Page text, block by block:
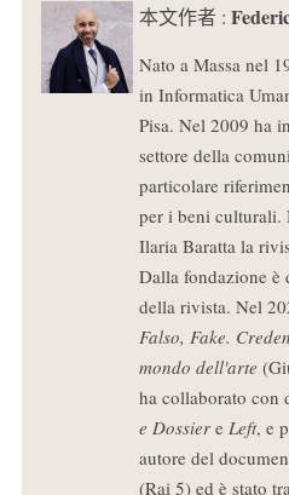
本文作者 :
Nato a Massa nel
in Informatica
Pisa. Nel 2009 ha
settore della
particolare
per i beni culturali.
Ilaria Baratta la
Dalla fondazione è
della rivista. Nel
Falso, Fake.
mondo dell'arte
ha collaborato con
e Dossiere Left, e
autore del
(Rai 5) ed è stato